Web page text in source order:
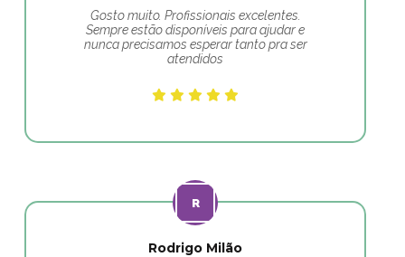
Gosto muito. Profissionais excelentes.
Sempre estão disponíveis para ajudar e
nunca precisamos esperar tanto pra ser
atendidos
Rodrigo Milão